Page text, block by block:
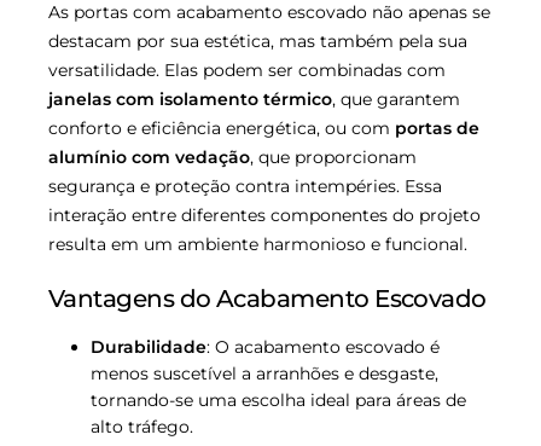
As portas com acabamento escovado não apenas se
destacam por sua estética, mas também pela sua
versatilidade. Elas podem ser combinadas com
janelas com isolamento térmico, que garantem
conforto e eficiência energética, ou com portas de
alumínio com vedação, que proporcionam
segurança e proteção contra intempéries. Essa
interação entre diferentes componentes do projeto
resulta em um ambiente harmonioso e funcional.
Vantagens do Acabamento Escovado
Durabilidade: O acabamento escovado é
menos suscetível a arranhões e desgaste,
tornando-se uma escolha ideal para áreas de
alto tráfego.